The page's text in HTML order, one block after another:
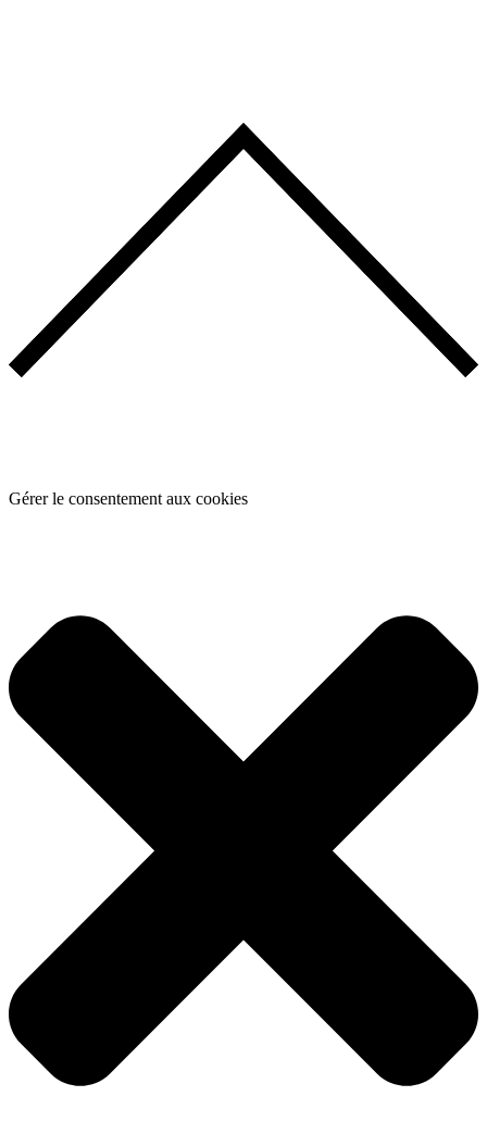
Gérer le consentement aux cookies